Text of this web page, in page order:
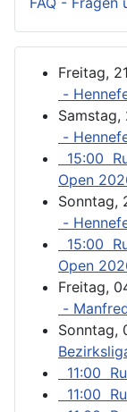
Freitag,
-
-
15:00
Open
Sonntag,
-
15:00
Open
Freitag,
-
Sonntag,
11:00
11:00